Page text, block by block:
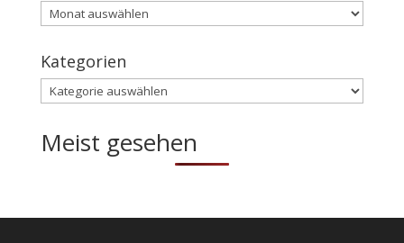
Archiv
Kategorien
Kategorien
Meist gesehen